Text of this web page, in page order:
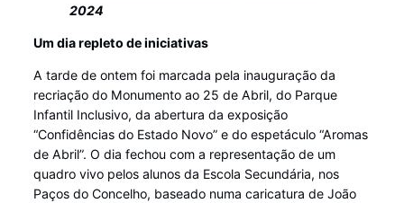
2024
Um dia repleto de iniciativas
A tarde de ontem foi marcada pela inauguração da
recriação do Monumento ao 25 de Abril, do Parque
Infantil Inclusivo, da abertura da exposição
“Confidências do Estado Novo” e do espetáculo “Aromas
de Abril”. O dia fechou com a representação de um
quadro vivo pelos alunos da Escola Secundária, nos
Paços do Concelho, baseado numa caricatura de João